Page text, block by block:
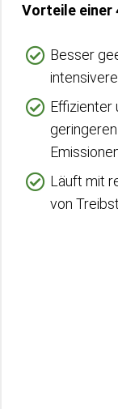
Vorteile einer
Besser
Effizienter
Läuft mit
von